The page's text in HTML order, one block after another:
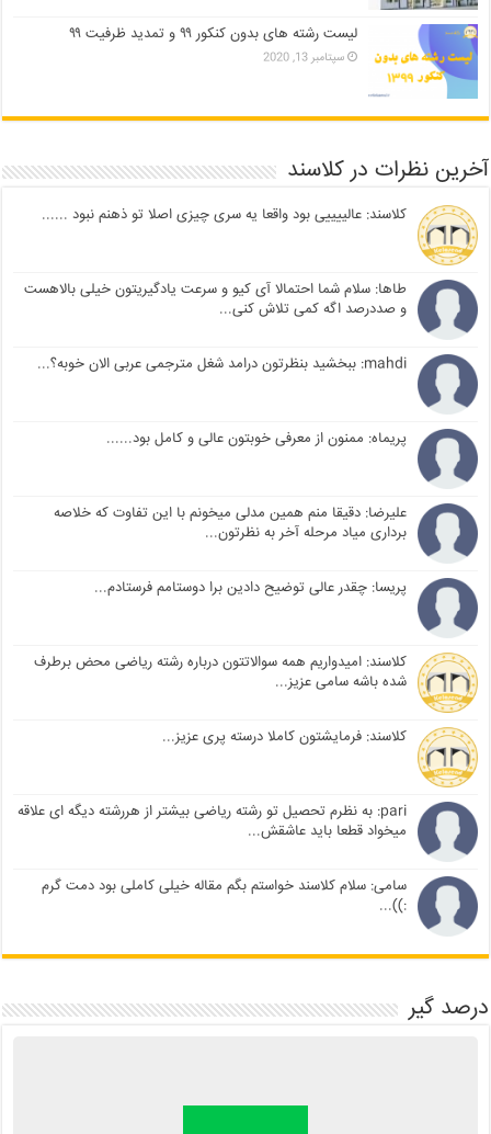
لیست رشته های بدون کنکور ۹۹ و تمدید ظرفیت ۹۹
سپتامبر 13, 2020
آخرین نظرات در کلاسند
کلاسند: عالییییی بود واقعا یه سری چیزی اصلا تو ذهنم نبود ......
طاها: سلام شما احتمالا آی کیو و سرعت یادگیریتون خیلی بالاهست
و صددرصد اگه کمی تلاش کنی...
mahdi: ببخشید بنظرتون درامد شغل مترجمی عربی الان خوبه؟...
پریماه: ممنون از معرفی خوبتون عالی و کامل بود......
علیرضا: دقیقا منم همین مدلی میخونم با این تفاوت که خلاصه
برداری میاد مرحله آخر به نظرتون...
پریسا: چقدر عالی توضیح دادین برا دوستامم فرستادم...
کلاسند: امیدواریم همه سوالاتتون درباره رشته ریاضی محض برطرف
شده باشه سامی عزیز...
کلاسند: فرمایشتون کاملا درسته پری عزیز...
pari: به نظرم تحصیل تو رشته ریاضی بیشتر از هررشته دیگه ای علاقه
میخواد قطعا باید عاشقش...
سامی: سلام کلاسند خواستم بگم مقاله خیلی کاملی بود دمت گرم
:))...
درصد گیر